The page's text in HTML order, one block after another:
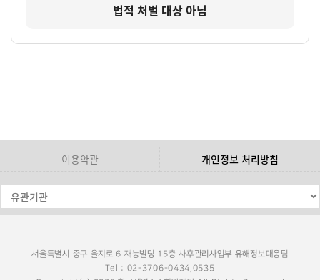
법적 처벌 대상 아님
이용약관 개인정보 처리방침
서울특별시 중구 을지로 6 재능빌딩 15층 사후관리사업부 유해정보대응팀
Tel : 02-3706-0434,0535